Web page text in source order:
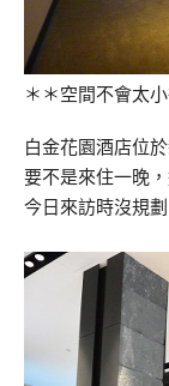
＊＊空間不會太
白金花園酒店位
要不是來住一晚
今日來訪時沒規